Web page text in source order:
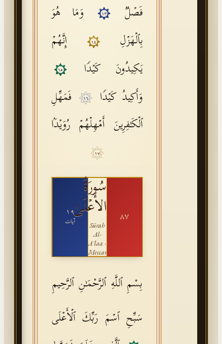
فَصۡلࣱ
١٣
وَمَا هُوَ
بِٱلۡهَزۡلِ
١٤
إِنَّهُمۡ
یَكِیدُونَ كَیۡدࣰا
١٥
وَأَكِیدُ كَیۡدࣰا ١٦
فَمَهِّلِ
ٱلۡكَـٰفِرِینَ أَمۡهِلۡهُمۡ رُوَیۡدَۢا
١٧
١٩
آيات
سُورَةُ
الأَعۡلَىٰ
Sūrah
Al-
A'laa ·
Meccan
٨٧
بِسْمِ ٱللَّهِ ٱلرَّحْمَـٰنِ ٱلرَّحِيمِ
سَبِّحِ ٱسۡمَ رَبِّكَ ٱلۡأَعۡلَى